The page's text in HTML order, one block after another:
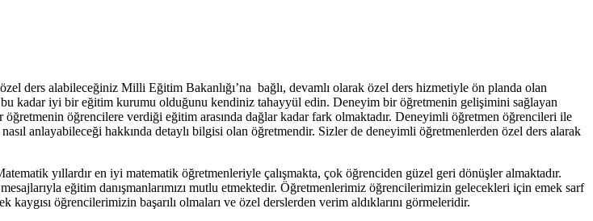
ders alabileceğiniz Milli Eğitim Bakanlığı’na bağlı, devamlı olarak özel ders hizmetiyle ön planda olan
bu kadar iyi bir eğitim kurumu olduğunu kendiniz tahayyül edin. Deneyim bir öğretmenin gelişimini sağlayan
öğrencilere verdiği eğitim arasında dağlar kadar fark olmaktadır. Deneyimli öğretmen öğrencileri ile
anlayabileceği hakkında detaylı bilgisi olan öğretmendir. Sizler de deneyimli öğretmenlerden özel ders alarak
yıllardır en iyi matematik öğretmenleriyle çalışmakta, çok öğrenciden güzel geri dönüşler almaktadır.
eğitim danışmanlarımızı mutlu etmektedir. Öğretmenlerimiz öğrencilerimizin gelecekleri için emek sarf
öğrencilerimizin başarılı olmaları ve özel derslerden verim aldıklarını görmeleridir.